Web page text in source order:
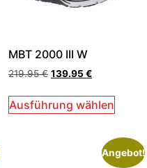
MBT 2000 III W
219.95€ 139.95€
Ausführung wählen
Angebot!